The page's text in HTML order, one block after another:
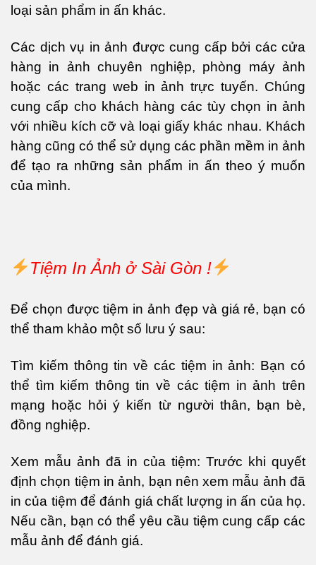
loại sản phẩm in ấn khác.
Các dịch vụ in ảnh được cung cấp bởi các cửa
hàng in ảnh chuyên nghiệp, phòng máy ảnh
hoặc các trang web in ảnh trực tuyến. Chúng
cung cấp cho khách hàng các tùy chọn in ảnh
với nhiều kích cỡ và loại giấy khác nhau. Khách
hàng cũng có thể sử dụng các phần mềm in ảnh
để tạo ra những sản phẩm in ấn theo ý muốn
của mình.
Tiệm In Ảnh ở Sài Gòn !
Để chọn được tiệm in ảnh đẹp và giá rẻ, bạn có
thể tham khảo một số lưu ý sau:
Tìm kiếm thông tin về các tiệm in ảnh: Bạn có
thể tìm kiếm thông tin về các tiệm in ảnh trên
mạng hoặc hỏi ý kiến từ người thân, bạn bè,
đồng nghiệp.
Xem mẫu ảnh đã in của tiệm: Trước khi quyết
định chọn tiệm in ảnh, bạn nên xem mẫu ảnh đã
in của tiệm để đánh giá chất lượng in ấn của họ.
Nếu cần, bạn có thể yêu cầu tiệm cung cấp các
mẫu ảnh để đánh giá.